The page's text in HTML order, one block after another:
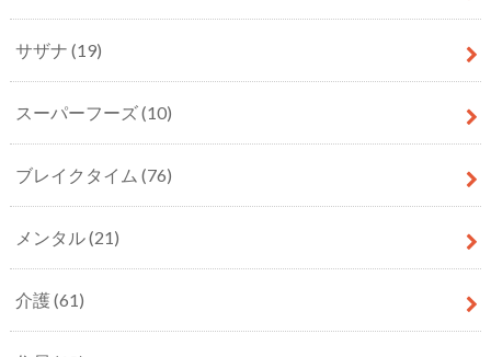
サザナ (19)
スーパーフーズ(10)
ブレイクタイム (76)
メンタル(21)
介護(61)